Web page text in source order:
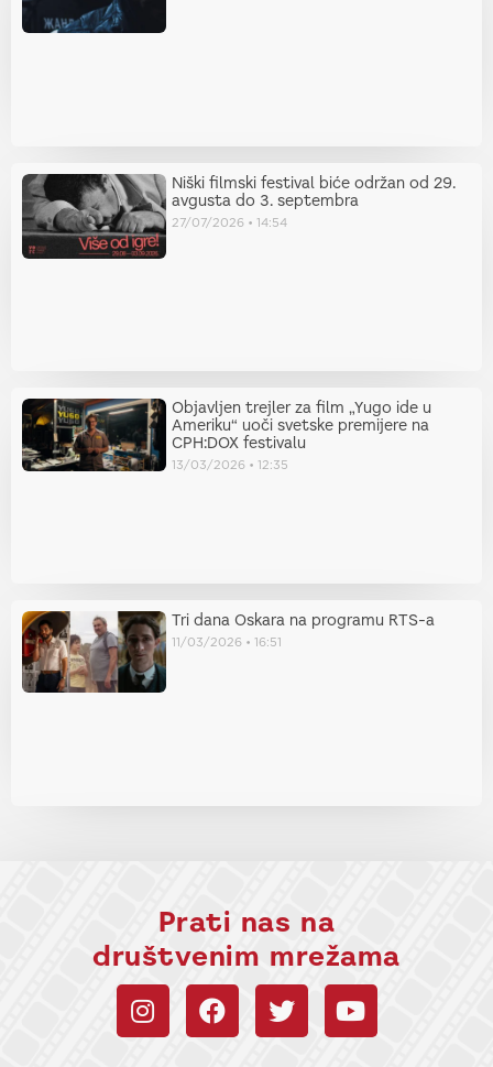
Niški filmski festival biće održan od 29.
avgusta do 3. septembra
27/07/2026 14:54
Objavljen trejler za film „Yugo ide u
Ameriku“ uoči svetske premijere na
CPH:DOX festivalu
13/03/2026 12:35
Tri dana Oskara na programu RTS-a
11/03/2026 16:51
Prati nas na
društvenim mrežama